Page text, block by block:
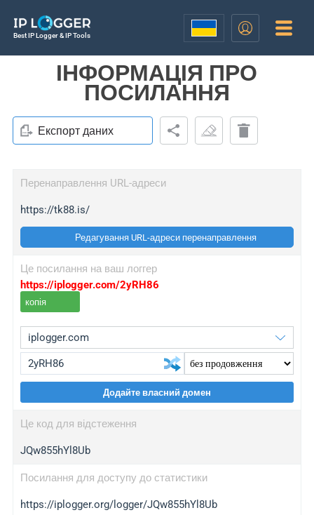
Best IP Logger & IP Tools
ІНФОРМАЦІЯ ПРО
ПОСИЛАННЯ
Експорт даних
Перенаправлення URL-адреси
https://tk88.is/
Редагування URL-адреси перенаправлення
Це посилання на ваш логгер
https://iplogger.com/2yRH86
копія
wl.gl
ed.tc
iplogger.com
Додайте власний домен
Це код для відстеження
JQw855hYl8Ub
Посилання для доступу до статистики
https://iplogger.org/logger/JQw855hYl8Ub